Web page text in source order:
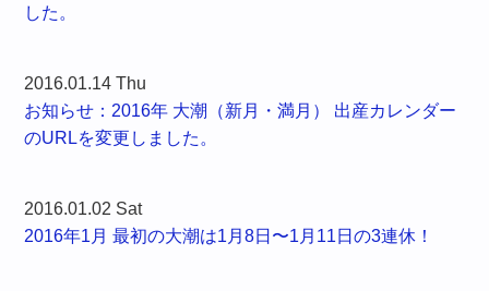
した。
2016.01.14 Thu
お知らせ：2016年 大潮（新月・満月） 出産カレンダー
のURLを変更しました。
2016.01.02 Sat
2016年1月 最初の大潮は1月8日〜1月11日の3連休！